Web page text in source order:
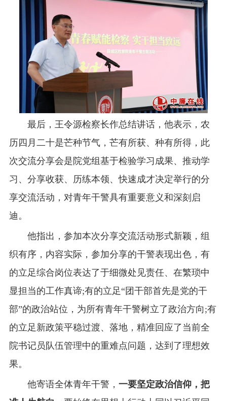
最后，王令源检察长作总结讲话，他表示，农
历四月二十是芒种节气，芒有所获、种有所得，此
次交流分享会是院党组基于检验学习成果、推动学
习、分享收获、历练本领、快速成才决定举行的分
享交流活动，对青年干警具有重要意义和深刻启
迪。
他指出，参加本次分享交流活动形式新颖，组
织有序，内容实际，参加分享的干警表现出色，有
的立足综合岗位表达了于细微处见责任、在繁琐中
显担当的工作真谛;有的立足“团干部首先是党的干
部”的政治站位，为所有青年干警树立了政治方向;有
的立足新政策平稳过渡、落地，精准回应了当前全
院书记员队伍管理中的重难点问题，达到了理想效
果。
他寄语全体青年干警， 一要坚定政治信仰，把